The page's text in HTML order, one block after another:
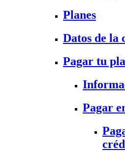
Planes
Datos de la
Pagar tu
Pagar